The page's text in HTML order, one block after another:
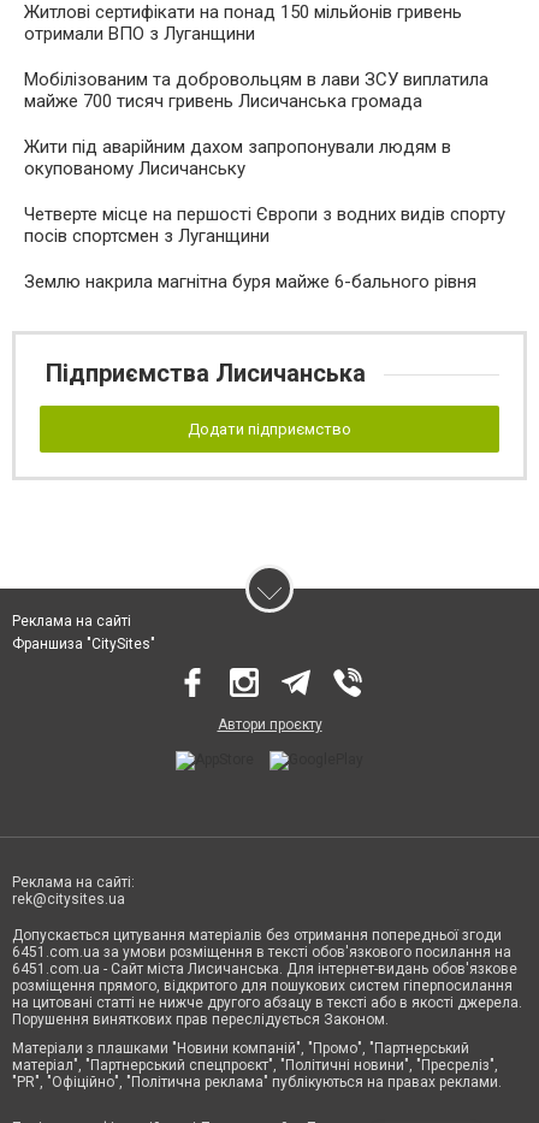
Житлові сертифікати на понад 150 мільйонів гривень
отримали ВПО з Луганщини
Мобілізованим та добровольцям в лави ЗСУ виплатила
майже 700 тисяч гривень Лисичанська громада
Жити під аварійним дахом запропонували людям в
окупованому Лисичанську
Четверте місце на першості Європи з водних видів спорту
посів спортсмен з Луганщини
Землю накрила магнітна буря майже 6-бального рівня
Підприємства Лисичанська
Додати підприємство
Реклама на сайті
Франшиза "CitySites"
Автори проєкту
Реклама на сайті:
rek@citysites.ua
Допускається цитування матеріалів без отримання попередньої згоди
6451.com.ua за умови розміщення в тексті обов'язкового посилання на
6451.com.ua - Сайт міста Лисичанська. Для інтернет-видань обов'язкове
розміщення прямого, відкритого для пошукових систем гіперпосилання
на цитовані статті не нижче другого абзацу в тексті або в якості джерела.
Порушення виняткових прав переслідується Законом.
Матеріали з плашками "Новини компаній", "Промо", "Партнерський
матеріал", "Партнерський спецпроєкт", "Політичні новини", "Пресреліз",
"PR", "Офіційно", "Політична реклама" публікуються на правах реклами.